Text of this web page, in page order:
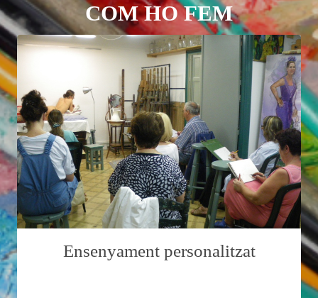
COM HO FEM
Ensenyament personalitzat